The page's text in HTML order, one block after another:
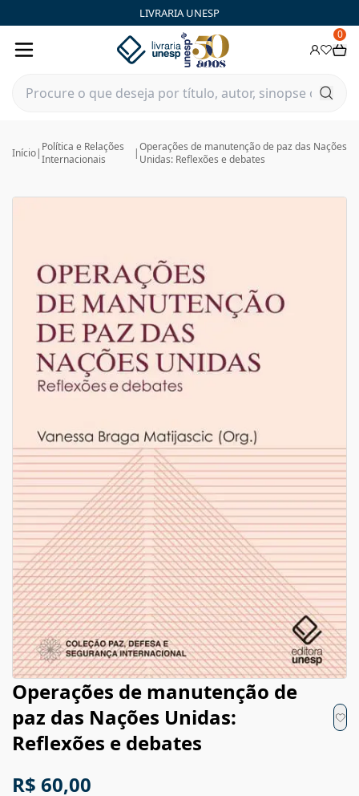
LIVRARIA UNESP
0
Início| Política e Relações
Internacionais
|Operações de manutenção de paz das Nações
Unidas: Reflexões e debates
Operações de manutenção de
paz das Nações Unidas:
Reflexões e debates
R$ 60,00